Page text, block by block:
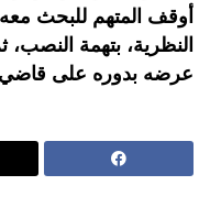
أوقف المتهم للبحث
النظرية، بتهمة
عرضه بدوره على قاضي